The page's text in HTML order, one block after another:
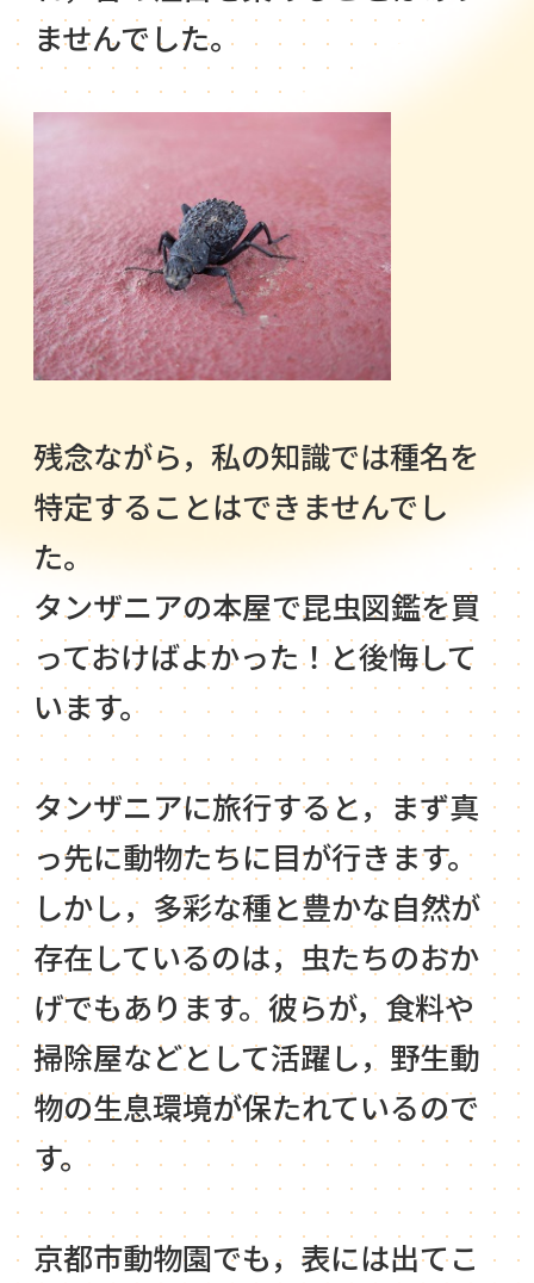
ませんでした。
残念ながら，私の知識では種名を
特定することはできませんでし
た。
タンザニアの本屋で昆虫図鑑を買
っておけばよかった！と後悔して
います。
タンザニアに旅行すると，まず真
っ先に動物たちに目が行きます。
しかし，多彩な種と豊かな自然が
存在しているのは，虫たちのおか
げでもあります。彼らが，食料や
掃除屋などとして活躍し，野生動
物の生息環境が保たれているので
す。
京都市動物園でも，表には出てこ